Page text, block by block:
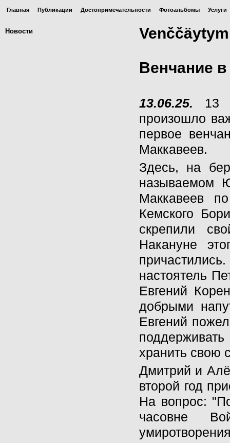
Главная Публикации Достопримечательности Фотоальбомы Услуги
Новости
Венчание
13.06.25. 13
произошло
первое
Маккавеев.
Здесь, на
называемом
Маккавеев
Кемского
скрепили
Накануне
настоятель
Евгений
добрыми
Евгений
хранить свою
Дмитрий и
второй год
На вопрос:
часовне